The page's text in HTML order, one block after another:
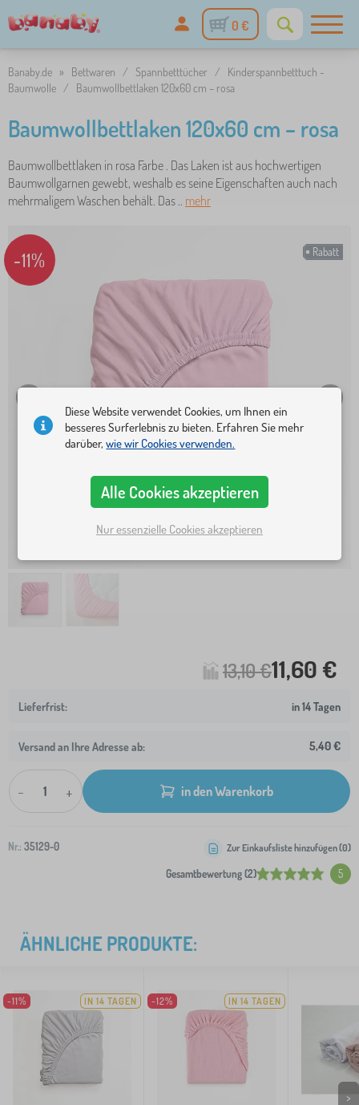
0 €
Banaby.de » Bettwaren / Spannbetttücher /
Kinderspannbetttuch -
Baumwolle / Baumwollbettlaken 120x60 cm – rosa
Baumwollbettlaken 120x60 cm – rosa
Baumwollbettlaken in rosa Farbe . Das Laken ist aus hochwertigen
Baumwollgarnen gewebt, weshalb es seine Eigenschaften auch nach
mehrmaligem Waschen behält. Das .. mehr
Rabatt
-11%
13,10 €11,60 €
in 14 Tagen
Versand an Ihre Adresse ab: 5,40 €
- + in den Warenkorb
Nr.: 35129-0
Gesamtbewertung (2) 5
Zur Einkaufsliste hinzufügen (0)
ÄHNLICHE PRODUKTE:
-11% IN 14 TAGEN -12% IN 14 TAGEN
>
Diese Website verwendet Cookies, um Ihnen ein
besseres Surferlebnis zu bieten. Erfahren Sie mehr
darüber,wie wir Cookies verwenden.
Alle Cookies akzeptieren
Nur essenzielle Cookies akzeptieren